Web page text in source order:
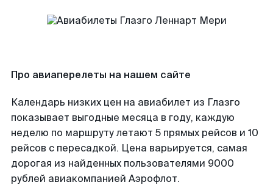
Про авиаперелеты на нашем сайте
Календарь низких цен на авиабилет из Глазго
показывает выгодные месяца в году, каждую
неделю по маршруту летают 5 прямых рейсов и 10
рейсов с пересадкой. Цена варьируется, самая
дорогая из найденных пользователями 9000
рублей авиакомпанией Аэрофлот.